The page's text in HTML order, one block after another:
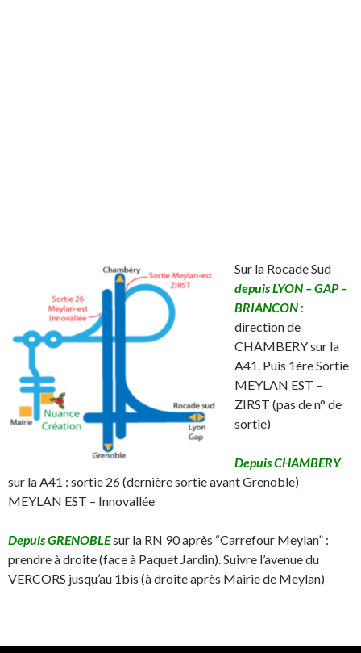
Sur la Rocade Sud
depuisLYON – GAP –
BRIANCON :
direction de
CHAMBERY sur la
A41. Puis 1ère Sortie
MEYLAN EST –
ZIRST (pas de n° de
sortie)
Depuis CHAMBERY
sur la A41 : sortie 26 (dernière sortie avant Grenoble)
MEYLAN EST – Innovallée
Depuis GRENOBLEsur la RN 90 après “Carrefour Meylan” :
prendre à droite (face à Paquet Jardin). Suivre l’avenue du
VERCORS jusqu’au 1bis (à droite après Mairie de Meylan)